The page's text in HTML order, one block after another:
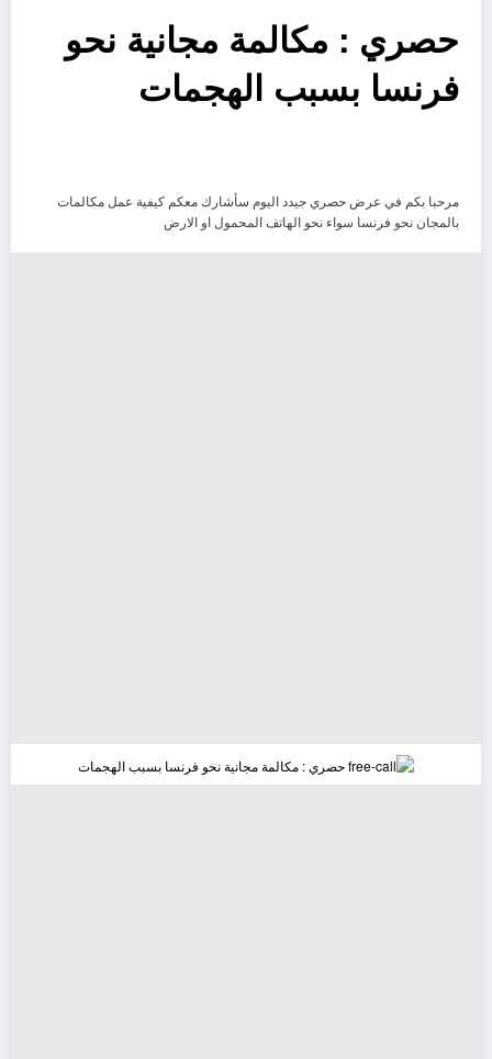
حصري : مكالمة مجانية نحو
فرنسا بسبب الهجمات
مرحبا بكم في عرض حصري جيدد اليوم سأشارك معكم كيفية عمل مكالمات
بالمجان نحو فرنسا سواء نحو الهاتف المحمول او الارض